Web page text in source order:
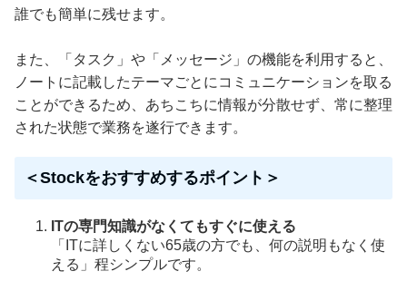
誰でも簡単に残せます。
また、「タスク」や「メッセージ」の機能を利用すると、
ノートに記載したテーマごとにコミュニケーションを取る
ことができるため、あちこちに情報が分散せず、常に整理
された状態で業務を遂行できます。
＜Stockをおすすめするポイント＞
ITの専門知識がなくてもすぐに使える
「ITに詳しくない65歳の方でも、何の説明もなく使
える」程シンプルです。